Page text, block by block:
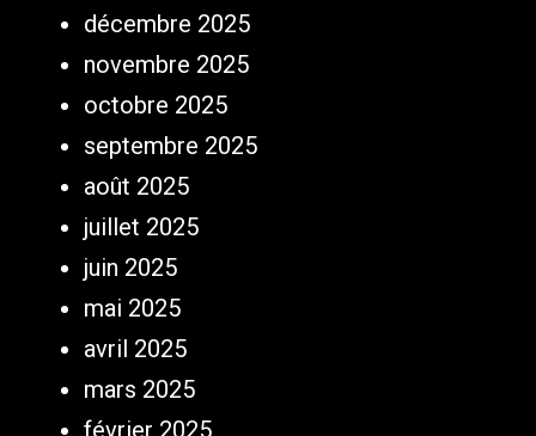
décembre 2025
novembre 2025
octobre 2025
septembre 2025
août 2025
juillet 2025
juin 2025
mai 2025
avril 2025
mars 2025